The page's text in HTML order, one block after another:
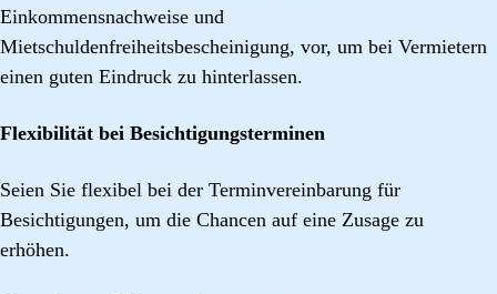
Einkommensnachweise und
Mietschuldenfreiheitsbescheinigung, vor, um bei Vermietern
einen guten Eindruck zu hinterlassen.
Flexibilität bei Besichtigungsterminen
Seien Sie flexibel bei der Terminvereinbarung für
Besichtigungen, um die Chancen auf eine Zusage zu
erhöhen.